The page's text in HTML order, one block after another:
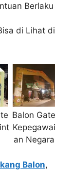
Berlaku
di Lihat di
Balon Gate
Kepegawai
an Negara
Balon,